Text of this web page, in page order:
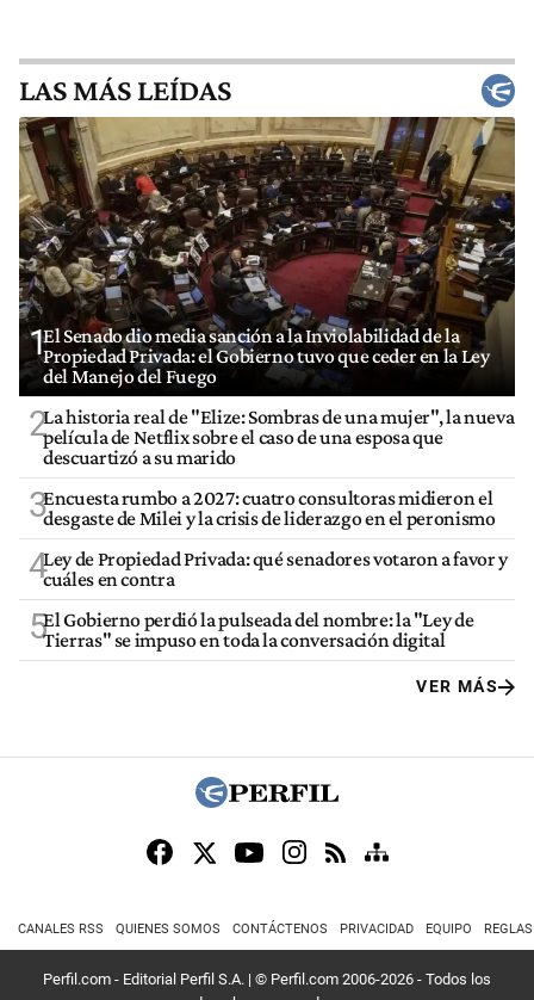
LAS MÁS LEÍDAS
1El Senado dio media sanción a la Inviolabilidad de la
Propiedad Privada: el Gobierno tuvo que ceder en la Ley
del Manejo del Fuego
2La historia real de "Elize: Sombras de una mujer", la nueva
película de Netflix sobre el caso de una esposa que
descuartizó a su marido
3Encuesta rumbo a 2027: cuatro consultoras midieron el
desgaste de Milei y la crisis de liderazgo en el peronismo
4Ley de Propiedad Privada: qué senadores votaron a favor y
cuáles en contra
5El Gobierno perdió la pulseada del nombre: la "Ley de
Tierras" se impuso en toda la conversación digital
VER MÁS
CANALES RSS QUIENES SOMOS CONTÁCTENOS PRIVACIDAD EQUIPO
Perfil.com - Editorial Perfil S.A. | © Perfil.com 2006-2026 - Todos los